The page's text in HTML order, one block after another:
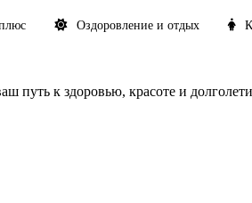
Оздоровление и отдых
путь к здоровью, красоте и